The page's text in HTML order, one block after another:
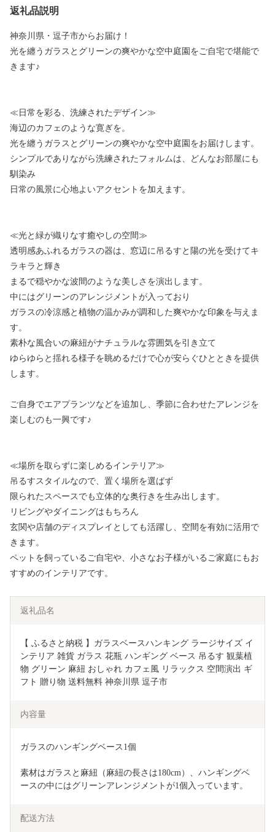
返礼品説明
神奈川県・逗子市からお届け！
光を纏うガラスとグリーンの爽やかな空中庭園をご自宅で堪能で
きます♪
≪日常を彩る、洗練されたデザイン≫
海辺のカフェのような寛ぎを。
光を纏うガラスとグリーンの爽やかな空中庭園をお届けします。
シンプルでありながら洗練されたフォルムは、どんなお部屋にも
馴染み
日常の風景に心地よいアクセントを加えます。
≪光と緑が織りなす癒やしの空間≫
透明感あふれるガラスの器は、窓辺に吊るすと陽の光を受けてキ
ラキラと輝き
まるで穏やかな波間のような美しさを演出します。
中にはグリーンのアレンジメントが入っており
ガラスの冷涼感と植物の温かみが調和した爽やかな印象を与えま
す。
素朴な風合いの麻紐がナチュラルな雰囲気を引き立て
ゆらゆらと揺れる様子を眺めるだけで心が安らぐひとときを提供
します。
ご自身でエアプランツなどを追加し、季節に合わせたアレンジを
楽しむのも一興です♪
≪場所を取らずに楽しめるインテリア≫
吊るすスタイルなので、置く場所を選ばず
限られたスペースでも立体的な奥行きを生み出します。
リビングやダイニングはもちろん
玄関や店舗のディスプレイとしても活躍し、空間を有効に活用で
きます。
ペットを飼っているご自宅や、小さなお子様がいるご家庭にもお
すすめのインテリアです。
返礼品名
【 ふるさと納税 】ガラスベースハンキング ラージサイズ イ
ンテリア 雑貨 ガラス 花瓶 ハンギング ベース 吊るす 観葉植
物 グリーン 麻紐 おしゃれ カフェ風 リラックス 空間演出 ギ
フト 贈り物 送料無料 神奈川県 逗子市
内容量
ガラスのハンギングベース1個
素材はガラスと麻紐（麻紐の長さは180cm）、ハンギングベ
ースの中にはグリーンアレンジメントが1個入っています。
配送方法